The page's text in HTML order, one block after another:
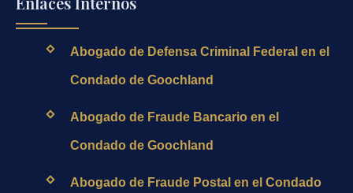
Abogado de Defensa Criminal Federal en el
Condado de Goochland
Abogado de Fraude Bancario en el
Condado de Goochland
Abogado de Fraude Postal en el Condado